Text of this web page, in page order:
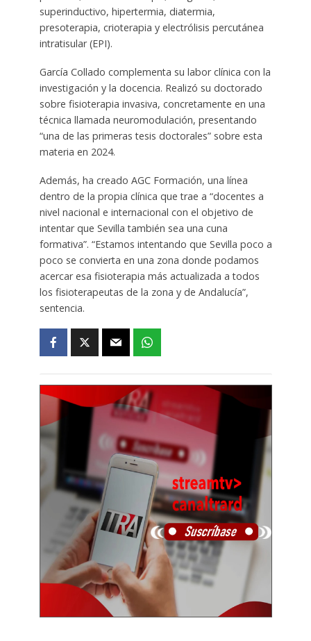
superinductivo, hipertermia, diatermia,
presoterapia, crioterapia y electrólisis percutánea
intratisular (EPI).
García Collado complementa su labor clínica con la
investigación y la docencia. Realizó su doctorado
sobre fisioterapia invasiva, concretamente en una
técnica llamada neuromodulación, presentando
“una de las primeras tesis doctorales” sobre esta
materia en 2024.
Además, ha creado AGC Formación, una línea
dentro de la propia clínica que trae a “docentes a
nivel nacional e internacional con el objetivo de
intentar que Sevilla también sea una cuna
formativa”. “Estamos intentando que Sevilla poco a
poco se convierta en una zona donde podamos
acercar esa fisioterapia más actualizada a todos
los fisioterapeutas de la zona y de Andalucía”,
sentencia.